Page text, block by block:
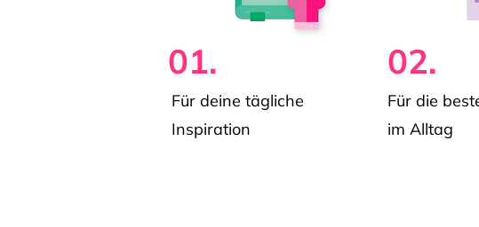
01.
Für deine tägliche
Inspiration
02.
Für die
im Alltag